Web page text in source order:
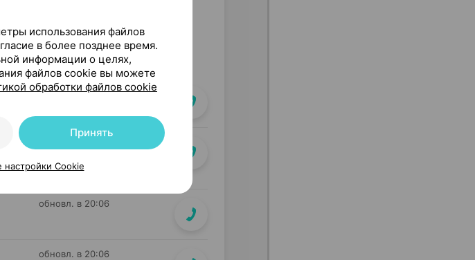
обновл. в 20:06
обновл. в 20:06
обновл. в 20:06
обновл. в 20:06
использования файлов
в более позднее время.
информации о целях,
файлов cookie вы можете
обработки файлов cookie
Принять
Cookie